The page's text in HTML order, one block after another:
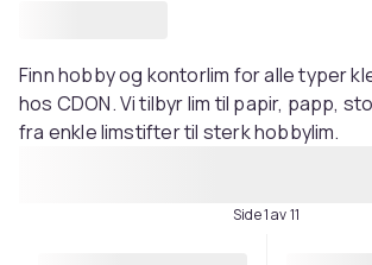
Finn hobby og kontorlim for alle typer
hos CDON. Vi tilbyr lim til papir, papp,
fra enkle limstifter til sterk hobbylim.
Side 1 av 11